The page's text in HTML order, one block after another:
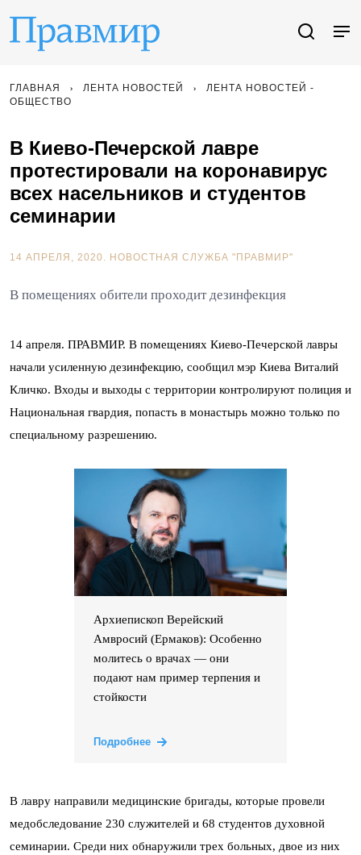
ГЛАВНАЯ ЛЕНТА НОВОСТЕЙ
ЛЕНТА НОВОСТЕЙ -
ОБЩЕСТВО
В Киево-Печерской лавре
протестировали на коронавирус
всех насельников и студентов
семинарии
14 АПРЕЛЯ, 2020. НОВОСТНАЯ СЛУЖБА "ПРАВМИР"
В помещениях обители проходит дезинфекция
14 апреля. ПРАВМИР. В помещениях Киево-Печерской лавры
начали усиленную дезинфекцию, сообщил мэр Киева Виталий
Кличко. Входы и выходы с территории контролируют полиция и
Национальная гвардия, попасть в монастырь можно только по
специальному разрешению.
Архиепископ Верейский
Амвросий (Ермаков): Особенно
молитесь о врачах — они
подают нам пример терпения и
стойкости
Подробнее
В лавру направили медицинские бригады, которые провели
медобследование 230 служителей и 68 студентов духовной
семинарии. Среди них обнаружили трех больных, двое из них